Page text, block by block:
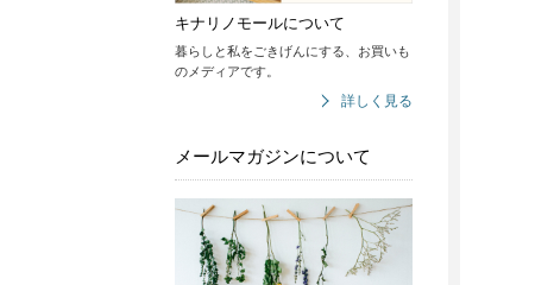
キナリノモールについて
暮らしと私をごきげんにする、お買いも
のメディアです。
詳しく見る
メールマガジンについて